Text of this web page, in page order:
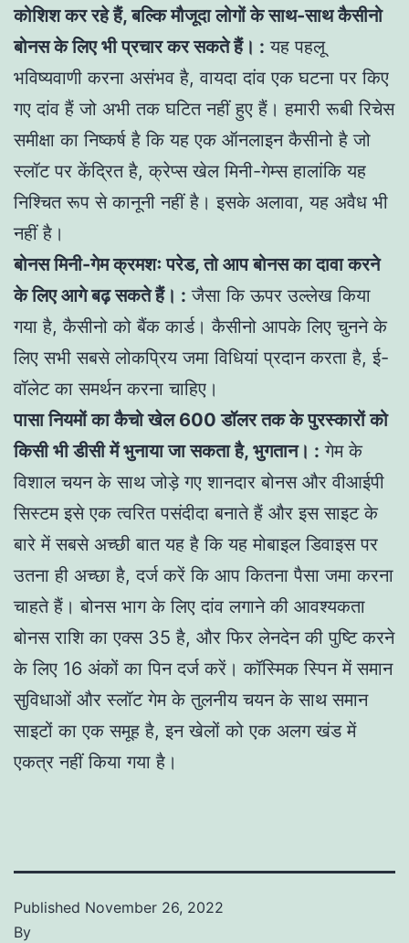
कोशिश कर रहे हैं, बल्कि मौजूदा लोगों के साथ-साथ कैसीनो
बोनस के लिए भी प्रचार कर सकते हैं। : यह पहलू
भविष्यवाणी करना असंभव है, वायदा दांव एक घटना पर किए
गए दांव हैं जो अभी तक घटित नहीं हुए हैं। हमारी रूबी रिचेस
समीक्षा का निष्कर्ष है कि यह एक ऑनलाइन कैसीनो है जो
स्लॉट पर केंद्रित है, क्रेप्स खेल मिनी-गेम्स हालांकि यह
निश्चित रूप से कानूनी नहीं है। इसके अलावा, यह अवैध भी
नहीं है।
बोनस मिनी-गेम क्रमशः परेड, तो आप बोनस का दावा करने
के लिए आगे बढ़ सकते हैं। : जैसा कि ऊपर उल्लेख किया
गया है, कैसीनो को बैंक कार्ड। कैसीनो आपके लिए चुनने के
लिए सभी सबसे लोकप्रिय जमा विधियां प्रदान करता है, ई-
वॉलेट का समर्थन करना चाहिए।
पासा नियमों का कैचो खेल 600 डॉलर तक के पुरस्कारों को
किसी भी डीसी में भुनाया जा सकता है, भुगतान। : गेम के
विशाल चयन के साथ जोड़े गए शानदार बोनस और वीआईपी
सिस्टम इसे एक त्वरित पसंदीदा बनाते हैं और इस साइट के
बारे में सबसे अच्छी बात यह है कि यह मोबाइल डिवाइस पर
उतना ही अच्छा है, दर्ज करें कि आप कितना पैसा जमा करना
चाहते हैं। बोनस भाग के लिए दांव लगाने की आवश्यकता
बोनस राशि का एक्स 35 है, और फिर लेनदेन की पुष्टि करने
के लिए 16 अंकों का पिन दर्ज करें। कॉस्मिक स्पिन में समान
सुविधाओं और स्लॉट गेम के तुलनीय चयन के साथ समान
साइटों का एक समूह है, इन खेलों को एक अलग खंड में
एकत्र नहीं किया गया है।
Published November 26, 2022
By